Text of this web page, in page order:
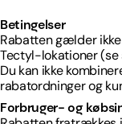
Betingelser
Rabatten gælder
Tectyl-lokationer (se
Du kan ikke
rabatordninger og
Forbruger- og